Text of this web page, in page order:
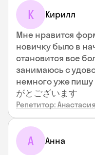
К Кирилл
Мне нравится
новичку было в
становится все
занимаюсь с
немного уже пишу
がとございます
Репетитор: Анастасия
А Анна